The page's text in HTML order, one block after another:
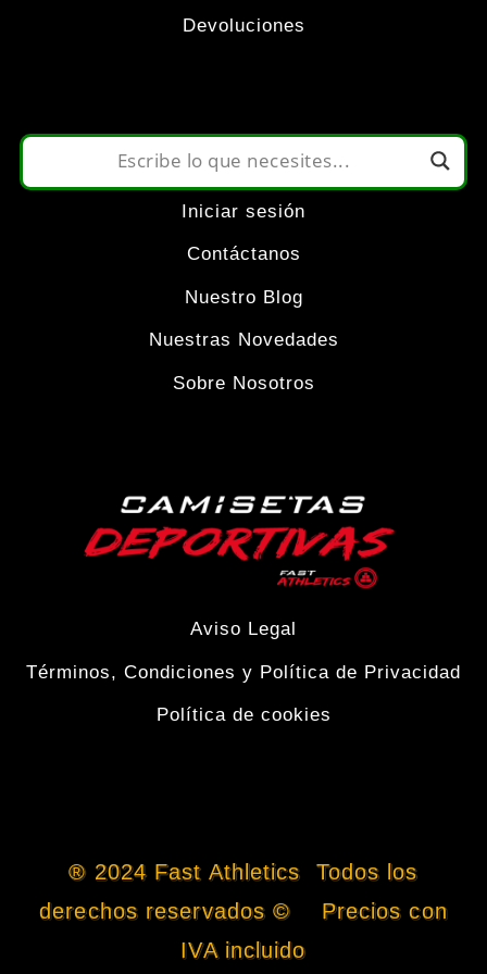
pueden
elegir
en
la
página
Devoluciones
Iniciar sesión
Contáctanos
Nuestro Blog
Nuestras Novedades
Sobre Nosotros
Aviso Legal
Términos, Condiciones y Política de Privacidad
Política de cookies
® 2024 Fast Athletics Todos los
derechos reservados © Precios con
IVA incluido